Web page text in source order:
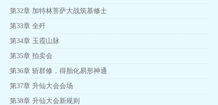
第32章 加特林菩萨大战筑基修士
第33章 全歼
第34章 玉霞山脉
第35章 拍卖会
第36章 斩群修，得胎化易形神通
第37章 升仙大会会场
第38章 升仙大会新规则